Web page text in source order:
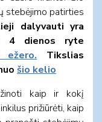
stebėjimo patirties
dalyvauti yra
4 dienos ryte
Tikslias
šio kelio
kaip ir kokį
prižiūrėti, kaip